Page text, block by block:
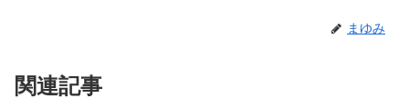
まゆみ
関連記事